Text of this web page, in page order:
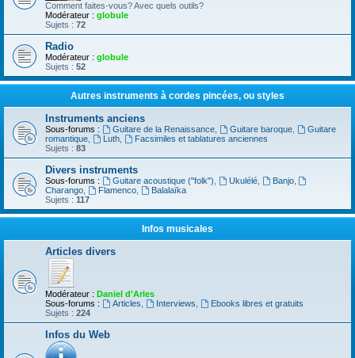
Comment faites-vous? Avec quels outils?
Modérateur : globule
Sujets : 72
Radio
Modérateur : globule
Sujets : 52
Autres instruments à cordes pincées, ou styles
Instruments anciens
Sous-forums : Guitare de la Renaissance, Guitare baroque,
Guitare
romantique
Luth,
Facsimiles et tablatures anciennes
Sujets : 83
Divers instruments
Sous-forums : Guitare acoustique ("folk") Ukulélé, Banjo,
Charango
Flamenco,
Balalaïka
Sujets : 117
Infos musicales
Articles divers
Modérateur : Daniel d'Arles
Sous-forums :
Articles Interviews
Ebooks libres et gratuits
Sujets : 224
Infos du Web